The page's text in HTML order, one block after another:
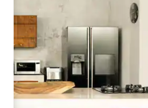
teclas de flecha hacia arriba y hacia abajo